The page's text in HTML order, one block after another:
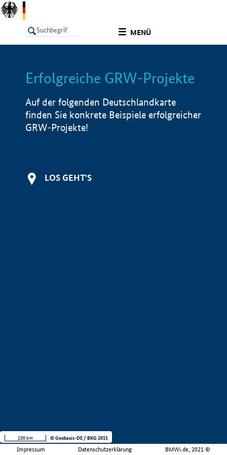
MENÜ
LISTE Info
Erfolgreiche GRW-Projekte
Auf der folgenden Deutschlandkarte
finden Sie konkrete Beispiele erfolgreicher
GRW-Projekte!
LOS GEHT'S
Impressum Datenschutzerklärung BMWi.de, 2021 ©
100 km © Geobasis-DE / BKG 2015